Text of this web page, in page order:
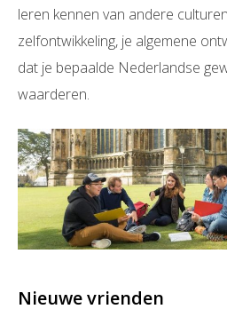
leren kennen van andere
zelfontwikkeling, je algemene
dat je bepaalde Nederlandse
waarderen.
Nieuwe vrienden